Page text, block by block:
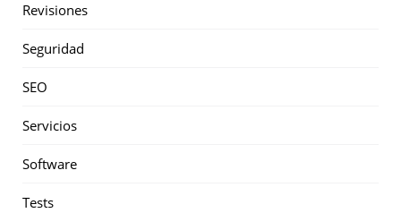
Revisiones
Seguridad
SEO
Servicios
Software
Tests